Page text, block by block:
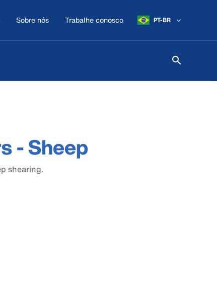
Sobre nós Trabalhe conosco PT-BR
- Sheep
shearing.